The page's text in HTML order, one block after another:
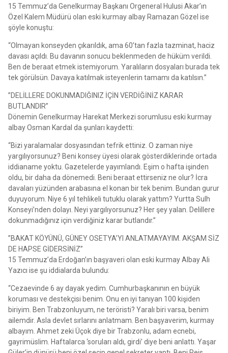
15 Temmuz’da Genelkurmay Başkanı Orgeneral Hulusi Akar’ın
Özel Kalem Müdürü olan eski kurmay albay Ramazan Gözel ise
şöyle konuştu:
“Olmayan konseyden çıkarıldık, ama 60’tan fazla tazminat, haciz
davası açıldı. Bu davanın sonucu beklenmeden de hüküm verildi.
Ben de beraat etmek istemiyorum. Yaralıların dosyaları burada tek
tek görülsün. Davaya katılmak isteyenlerin tamamı da katılsın.”
”DELİLLERE DOKUNMADIĞINIZ İÇİN VERDİĞİNİZ KARAR
BUTLANDIR”
Dönemin Genelkurmay Harekat Merkezi sorumlusu eski kurmay
albay Osman Kardal da şunları kaydetti:
“Bizi yaralamalar dosyasından tefrik ettiniz. O zaman niye
yargılıyorsunuz? Beni konsey üyesi olarak gösterdiklerinde ortada
iddianame yoktu. Gazetelerde yayımlandı. Eşim o hafta işinden
oldu, bir daha da dönemedi. Beni beraat ettirseniz ne olur? İcra
davaları yüzünden arabasına el konan bir tek benim. Bundan gurur
duyuyorum. Niye 6 yıl tehlikeli tutuklu olarak yattım? Yurtta Sulh
Konseyi’nden dolayı. Neyi yargılıyorsunuz? Her şey yalan. Delillere
dokunmadığınız için verdiğiniz karar butlandır.”
”BAKAT KÖYÜNÜ, GÜNEY OSETYA’YI ANLATMAYAYIM. AKŞAM SİZ
DE HAPSE GİDERSİNİZ”
15 Temmuz’da Erdoğan’ın başyaveri olan eski kurmay Albay Ali
Yazıcı ise şu iddialarda bulundu:
“Cezaevinde 6 ay dayak yedim. Cumhurbaşkanının en büyük
koruması ve destekçisi benim. Onu en iyi tanıyan 100 kişiden
biriyim. Ben Trabzonluyum, ne teröristi? Yaralı biri varsa, benim
ailemdir. Asla devlet sırlarını anlatmam. Ben başyaverim, kurmay
albayım. Ahmet zeki Üçok diye bir Trabzonlu, adam ecnebi,
gayrimüslim. Haftalarca ‘soruları aldı, girdi’ diye beni anlattı. Yaşar